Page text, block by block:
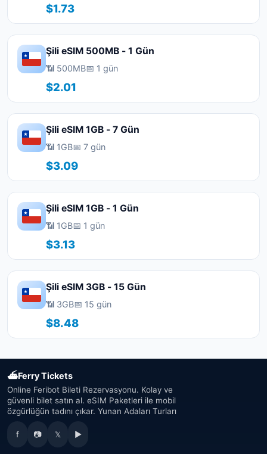
$1.73
Şili eSIM 500MB - 1 Gün
📶 500MB📅 1 gün
$2.01
Şili eSIM 1GB - 7 Gün
📶 1GB📅 7 gün
$3.09
Şili eSIM 1GB - 1 Gün
📶 1GB📅 1 gün
$3.13
Şili eSIM 3GB - 15 Gün
📶 3GB📅 15 gün
$8.48
⛴Ferry Tickets
Online Feribot Bileti Rezervasyonu. Kolay ve
güvenli bilet satın al. eSIM Paketleri ile mobil
özgürlüğün tadını çıkar. Yunan Adaları Turları
f 📷 𝕏 ▶